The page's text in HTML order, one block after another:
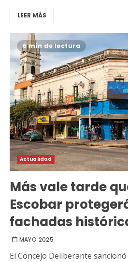
LEER MÁS
6 min de lectura
Actualidad
Más vale tarde
Escobar
fachadas
MAYO 2025
El Concejo Deliberante